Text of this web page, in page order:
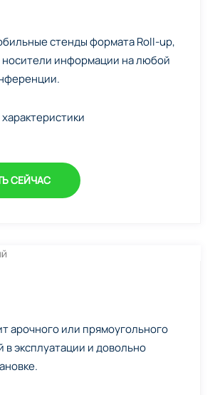
стенды формата Roll-up,
информации на любой
СЕЙЧАС
арочного или прямоугольного
в эксплуатации и довольно